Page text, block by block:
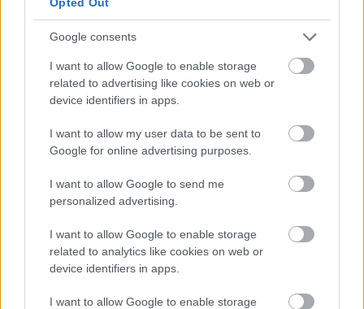
Google consents
I want to allow Google to enable storage
related to advertising like cookies on web or
device identifiers in apps.
I want to allow my user data to be sent to
Google for online advertising purposes.
I want to allow Google to send me
personalized advertising.
I want to allow Google to enable storage
related to analytics like cookies on web or
device identifiers in apps.
I want to allow Google to enable storage
Το CBS News μετέδωσε χθες βράδυ ότι
πρόταση των ΗΠΑ περιλαμβάνει παράταση
της εκεχειρίας για 60 ημέρες με ρήτρες που